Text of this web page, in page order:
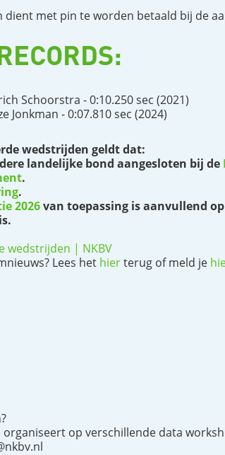
met pin te worden betaald bij de
Schoorstra - 0:10.250 sec (2021)
Jonkman - 0:07.810 sec (2024)
wedstrijden geldt dat:
landelijke bond aangesloten bij de
.
.
2026van toepassing is aanvullend
wedstrijden | NKBV
Lees het hierterug of meld je
op verschillende data